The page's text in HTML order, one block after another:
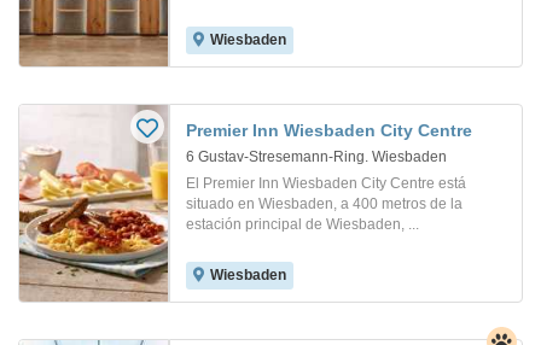
Wiesbaden
Premier Inn Wiesbaden City Centre
6 Gustav-Stresemann-Ring. Wiesbaden
El Premier Inn Wiesbaden City Centre está
situado en Wiesbaden, a 400 metros de la
estación principal de Wiesbaden, ...
Wiesbaden